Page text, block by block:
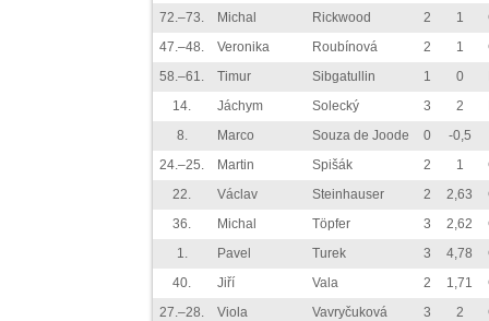
72.–73.
Michal Rickwood 2 1
47.–48.
Veronika Roubínová 2 1
58.–61.
Timur Sibgatullin 1 0
14.
Jáchym Solecký 3 2
8.
Marco Souza de Joode 0
-0,5
24.–25.
Martin Spišák 2 1
22.
Václav Steinhauser 2 2,63
36.
Michal Töpfer 3 2,62
1.
Pavel Turek 3 4,78
40.
Jiří Vala 2 1,71
27.–28.
Viola Vavryčuková 3 2